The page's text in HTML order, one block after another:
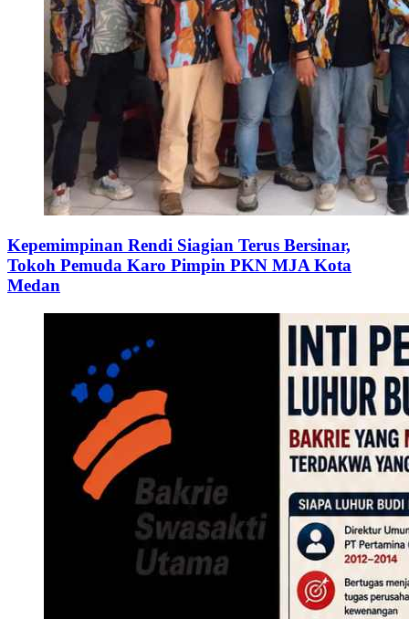
Kepemimpinan Rendi Siagian Terus Bersinar,
Tokoh Pemuda Karo Pimpin PKN MJA Kota
Medan